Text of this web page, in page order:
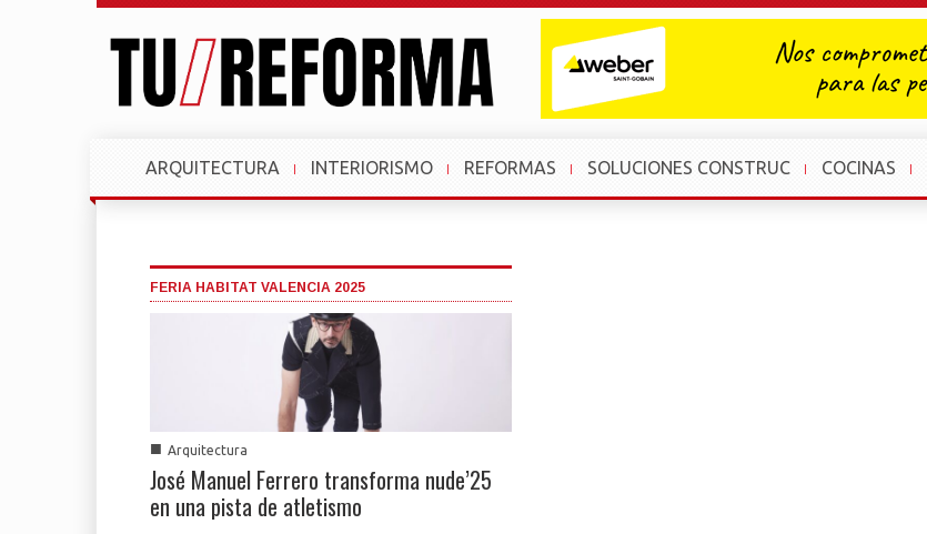
ARQUITECTURA INTERIORISMO REFORMAS SOLUCIONES CONSTRUC COCINAS
FERIA HABITAT VALENCIA 2025
■ Arquitectura
José Manuel Ferrero transforma nude’25
en una pista de atletismo